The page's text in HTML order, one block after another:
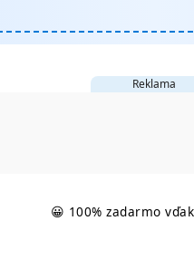
Reklama
😀 100% zadarmo